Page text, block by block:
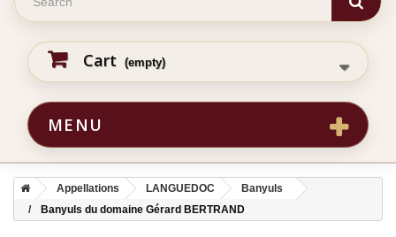
Cart (empty)
MENU
Appellations LANGUEDOC
Banyuls
Banyuls du domaine Gérard BERTRAND